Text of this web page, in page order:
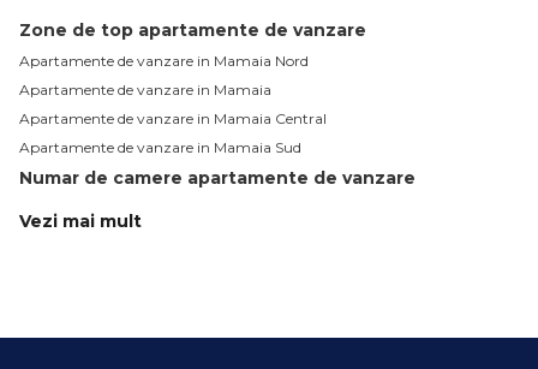
Zone de top apartamente de vanzare
Apartamente de vanzare in Mamaia Nord
Apartamente de vanzare in Mamaia
Apartamente de vanzare in Mamaia Central
Apartamente de vanzare in Mamaia Sud
Numar de camere apartamente de vanzare
Apartamente de vanzare 1 camera
Vezi mai mult